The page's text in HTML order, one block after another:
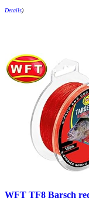
Details)
WFT TF8 Barsch